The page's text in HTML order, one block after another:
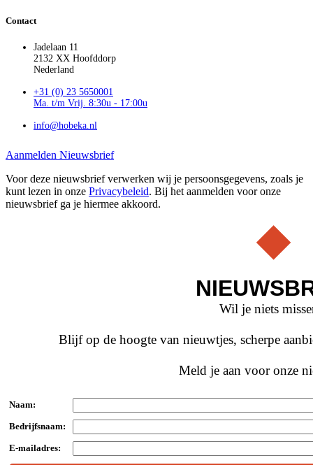
Contact
Jadelaan 11
2132 XX Hoofddorp
Nederland
+31 (0) 23 5650001
Ma. t/m Vrij. 8:30u - 17:00u
info@hobeka.nl
Aanmelden Nieuwsbrief
Voor deze nieuwsbrief verwerken wij je persoonsgegevens, zoals je
kunt lezen in onze Privacybeleid. Bij het aanmelden voor onze
nieuwsbrief ga je hiermee akkoord.
Wil je niets
Blijf op de hoogte van nieuwtjes, scherpe
Meld je aan voor onze
Naam:
Bedrijfsnaam:
E-mailadres: